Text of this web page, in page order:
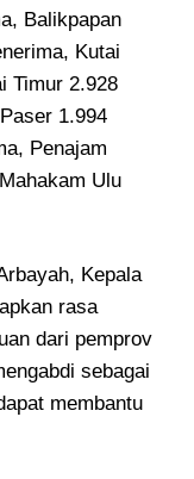
Balikpapan
Kutai
Timur 2.928
1.994
Penajam
Ulu
Kepala
rasa
dari pemprov
sebagai
membantu